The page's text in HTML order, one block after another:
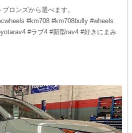
ロンズから選べます。
#km708 #km708bully #wheels
#ラブ4 #新型rav4 #好きにまみ